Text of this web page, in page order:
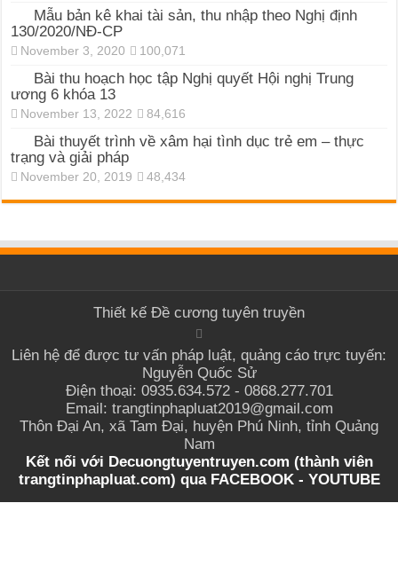
Mẫu bản kê khai tài sản, thu nhập theo Nghị định
130/2020/NĐ-CP
November 3, 2020 100,071
Bài thu hoạch học tập Nghị quyết Hội nghị Trung
ương 6 khóa 13
November 13, 2022 84,616
Bài thuyết trình về xâm hại tình dục trẻ em – thực
trạng và giải pháp
November 20, 2019 48,434
Thiết kế Đề cương tuyên truyền
Liên hệ để được tư vấn pháp luật, quảng cáo trực tuyến:
Nguyễn Quốc Sử
Điện thoại: 0935.634.572 - 0868.277.701
Email: trangtinphapluat2019@gmail.com
Thôn Đại An, xã Tam Đại, huyện Phú Ninh, tỉnh Quảng
Nam
Kết nối với Decuongtuyentruyen.com (thành viên
trangtinphapluat.com) quaFACEBOOK- YOUTUBE